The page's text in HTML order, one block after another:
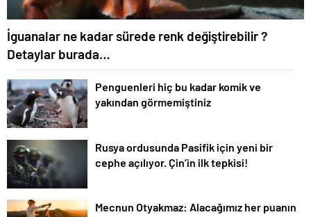
İguanalar ne kadar sürede renk değiştirebilir ?
Detaylar burada…
Penguenleri hiç bu kadar komik ve
yakından görmemiştiniz
Rusya ordusunda Pasifik için yeni bir
cephe açılıyor. Çin’in ilk tepkisi!
Mecnun Otyakmaz: Alacağımız her puanın